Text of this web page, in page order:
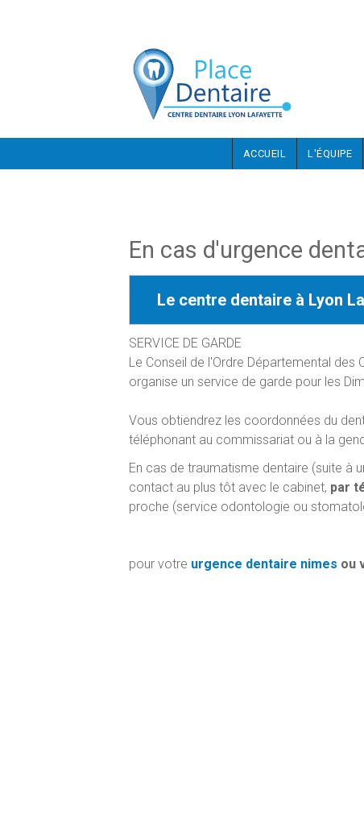
ACCUEIL L'ÉQUIPE
En cas d'urgence
Le centre dentaire à Lyon
SERVICE DE GARDE
Le Conseil de l'Ordre Départemental des
organise un service de garde pour les
Vous obtiendrez les coordonnées du
téléphonant au commissariat ou à la
En cas de traumatisme dentaire (suite à
contact au plus tôt avec le cabinet, par
proche (service odontologie ou
pour votre urgence dentaire nimes ou